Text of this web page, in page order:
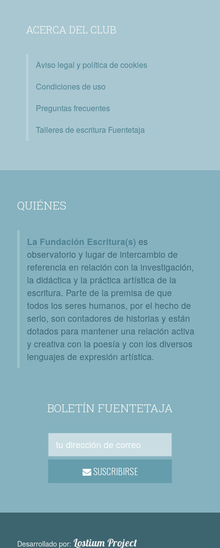
ACERCA DEL CLUB
Aviso legal y política de cookies
Condiciones de uso
Preguntas frecuentes
Talleres de escritura Fuentetaja
QUIÉNES
La Fundación Escritura(s) es
observatorio y lugar de intercambio de
referencia en relación con la investigación,
la didáctica y la práctica artística de la
escritura. Parte de la premisa de que
todos los seres humanos, por el hecho de
serlo, son contadores de historias y están
dotados para mantener una relación activa
y creativa con la poesía y con los diversos
lenguajes de expresión artística.
BOLETÍN FUENTETAJA
SUSCRIBIRSE
Desarrollado por: Lostium Project